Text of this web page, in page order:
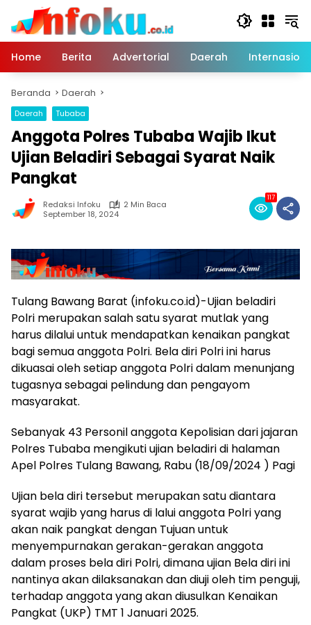
Langsung
konten
Home
Berita Advertorial Daerah
Beranda Daerah
Daerah Tubaba
Anggota Polres Tubaba Wajib Ikut
Ujian Beladiri Sebagai Syarat Naik
Pangkat
Redaksi Infoku
2 Min Baca
September 18, 2024
117
Tulang Bawang Barat (infoku.co.id)-Ujian beladiri
Polri merupakan salah satu syarat mutlak yang
harus dilalui untuk mendapatkan kenaikan pangkat
bagi semua anggota Polri. Bela diri Polri ini harus
dikuasai oleh setiap anggota Polri dalam menunjang
tugasnya sebagai pelindung dan pengayom
masyarakat.
Sebanyak 43 Personil anggota Kepolisian dari jajaran
Polres Tubaba mengikuti ujian beladiri di halaman
Apel Polres Tulang Bawang, Rabu (18/09/2024 ) Pagi
Ujian bela diri tersebut merupakan satu diantara
syarat wajib yang harus di lalui anggota Polri yang
akan naik pangkat dengan Tujuan untuk
menyempurnakan gerakan-gerakan anggota
dalam proses bela diri Polri, dimana ujian Bela diri ini
nantinya akan dilaksanakan dan diuji oleh tim penguji,
terhadap anggota yang akan diusulkan Kenaikan
Pangkat (UKP) TMT 1 Januari 2025.